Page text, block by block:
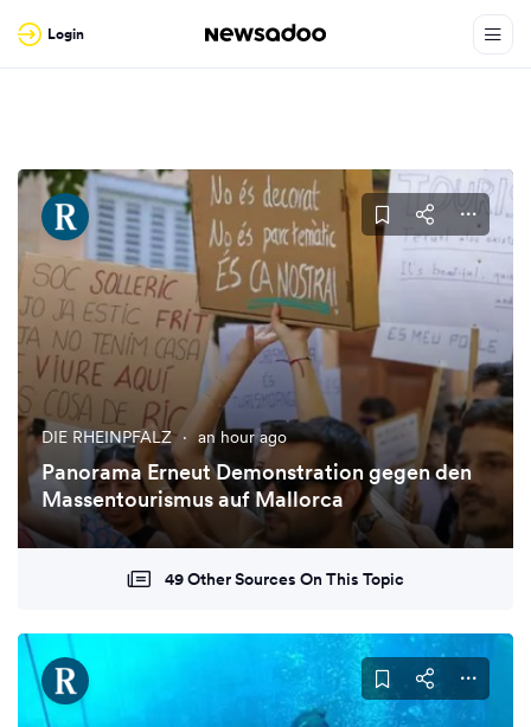
Login
DIE RHEINPFALZ · an hour ago
Panorama Erneut Demonstration gegen den
Massentourismus auf Mallorca
49 Other Sources On This Topic